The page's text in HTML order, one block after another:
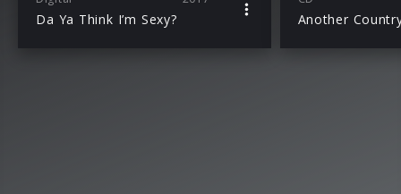
Da Ya Think I’m Sexy? Another